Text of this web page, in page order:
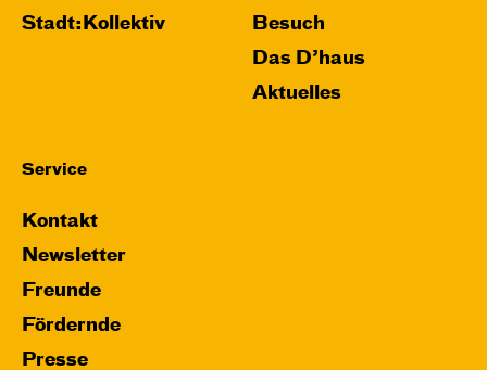
Stadt:Kollektiv
Besuch
Das D’haus
Aktuelles
Service
Kontakt
Newsletter
Freunde
Fördernde
Presse